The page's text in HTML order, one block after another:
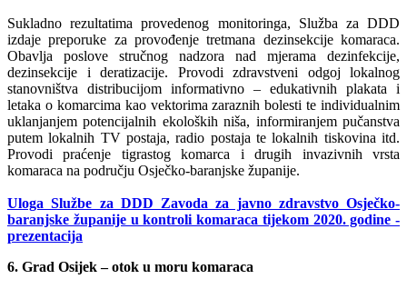
Sukladno rezultatima provedenog monitoringa, Služba za DDD
izdaje preporuke za provođenje tretmana dezinsekcije komaraca.
Obavlja poslove stručnog nadzora nad mjerama dezinfekcije,
dezinsekcije i deratizacije. Provodi zdravstveni odgoj lokalnog
stanovništva distribucijom informativno – edukativnih plakata i
letaka o komarcima kao vektorima zaraznih bolesti te individualnim
uklanjanjem potencijalnih ekoloških niša, informiranjem pučanstva
putem lokalnih TV postaja, radio postaja te lokalnih tiskovina itd.
Provodi praćenje tigrastog komarca i drugih invazivnih vrsta
komaraca na području Osječko-baranjske županije.
Uloga Službe za DDD Zavoda za javno zdravstvo Osječko-
baranjske županije u kontroli komaraca tijekom 2020. godine -
prezentacija
6. Grad Osijek – otok u moru komaraca